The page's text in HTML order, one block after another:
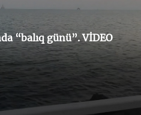
“balıq günü”. VİDEO